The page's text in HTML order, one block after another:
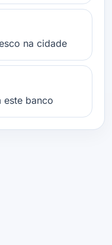
na cidade
este banco